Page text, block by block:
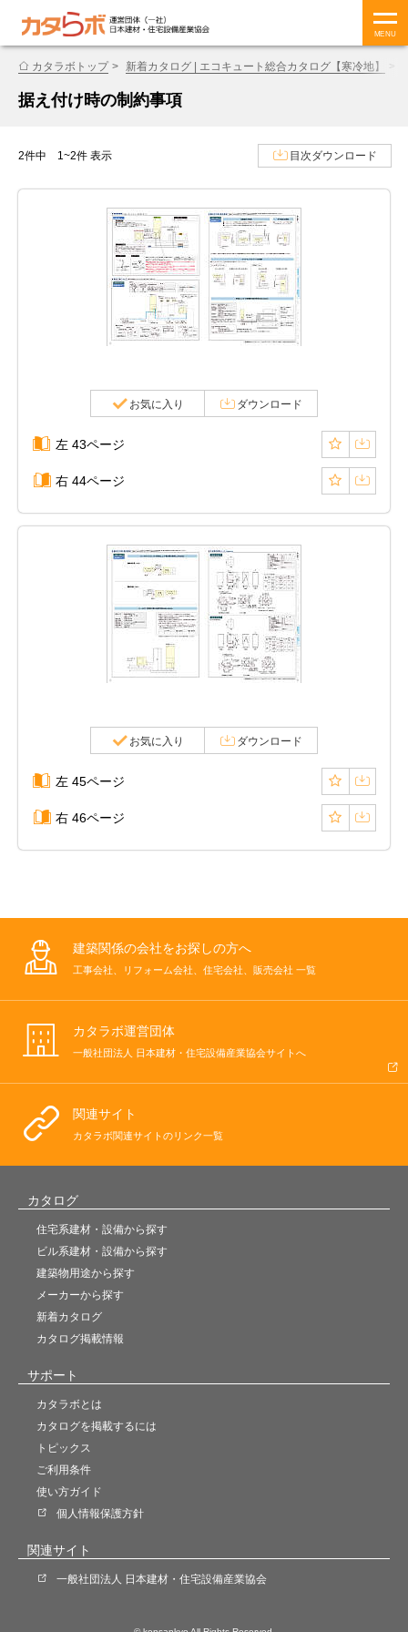
MENU
カタラボトップ 新着カタログ | エコキュート総合カタログ【寒冷地】
据え付け時の制約事項
2件中 1~2件 表示 目次ダウンロード
お気に入り ダウンロード
左 43ページ
右 44ページ
お気に入り ダウンロード
左 45ページ
右 46ページ
建築関係の会社をお探しの方へ
工事会社、リフォーム会社、住宅会社、販売会社 一覧
カタラボ運営団体
一般社団法人 日本建材・住宅設備産業協会サイトへ
関連サイト
カタラボ関連サイトのリンク一覧
カタログ
住宅系建材・設備から探す
ビル系建材・設備から探す
建築物用途から探す
メーカーから探す
新着カタログ
カタログ掲載情報
サポート
カタラボとは
カタログを掲載するには
トピックス
ご利用条件
使い方ガイド
個人情報保護方針
関連サイト
一般社団法人 日本建材・住宅設備産業協会